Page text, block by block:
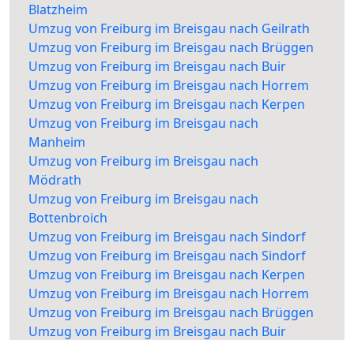
Blatzheim
Umzug von Freiburg im Breisgau nach Geilrath
Umzug von Freiburg im Breisgau nach Brüggen
Umzug von Freiburg im Breisgau nach Buir
Umzug von Freiburg im Breisgau nach Horrem
Umzug von Freiburg im Breisgau nach Kerpen
Umzug von Freiburg im Breisgau nach
Manheim
Umzug von Freiburg im Breisgau nach
Mödrath
Umzug von Freiburg im Breisgau nach
Bottenbroich
Umzug von Freiburg im Breisgau nach Sindorf
Umzug von Freiburg im Breisgau nach Sindorf
Umzug von Freiburg im Breisgau nach Kerpen
Umzug von Freiburg im Breisgau nach Horrem
Umzug von Freiburg im Breisgau nach Brüggen
Umzug von Freiburg im Breisgau nach Buir